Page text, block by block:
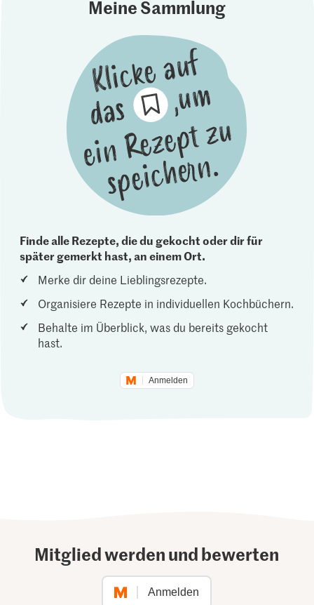
Meine Sammlung
Finde alle Rezepte, die du gekocht oder dir für
später gemerkt hast, an einem Ort.
Merke dir deine Lieblingsrezepte.
Organisiere Rezepte in individuellen Kochbüchern.
Behalte im Überblick, was du bereits gekocht
hast.
Anmelden
Mitglied werden und bewerten
Anmelden